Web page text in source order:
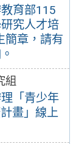
育部115
究人才培
簡章，請有
組
「青少年
畫」線上